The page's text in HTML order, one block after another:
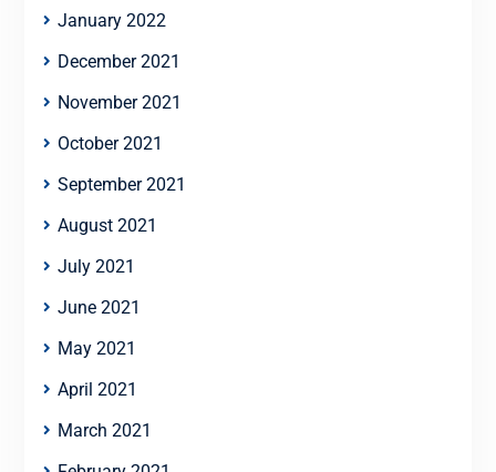
January 2022
December 2021
November 2021
October 2021
September 2021
August 2021
July 2021
June 2021
May 2021
April 2021
March 2021